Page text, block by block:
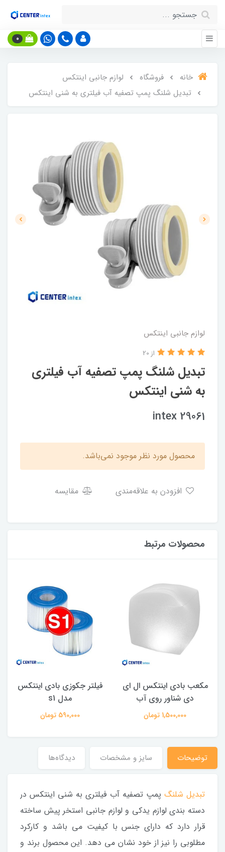
0
خانه فروشگاه
لوازم جانبی اینتکس
تبدیل شلنگ پمپ تصفیه آب فیلتری به شنی اینتکس
لوازم جانبی اینتکس
تبدیل شلنگ پمپ تصفیه آب فیلتری
به شنی اینتکس
از 20
intex 29061
محصول مورد نظر موجود نمی‌باشد.
مقایسه
محصولات مرتبط
مکعب بادی اینتکس ال ای
دی شناور روی آب
1,500,000 تومان
فیلتر جکوزی بادی اینتکس
مدل s1
590,000 تومان
توضیحات سایز و مشخصات دیدگاه‌ها
تبدیل شلنگ پمپ تصفیه آب فیلتری به شنی اینتکس در
دسته بندی لوازم یدکی و لوازم جانبی استخر پیش ساخته
قرار دارد که دارای جنس با کیفیت می باشد و کارکرد
مطلوبی را نیز از خود نشان می دهد. این محصول برند و